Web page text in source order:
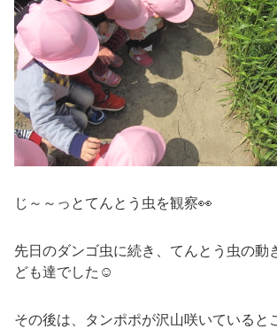
じ～～っとてんとう虫を観察👀
先日のダンゴ虫に続き、てんとう虫の動
ども達でした☺
その後は、タンポポが沢山咲いていると